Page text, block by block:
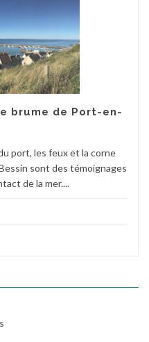
brume de Port-en-
port, les feux et la corne
sont des témoignages
de la mer....